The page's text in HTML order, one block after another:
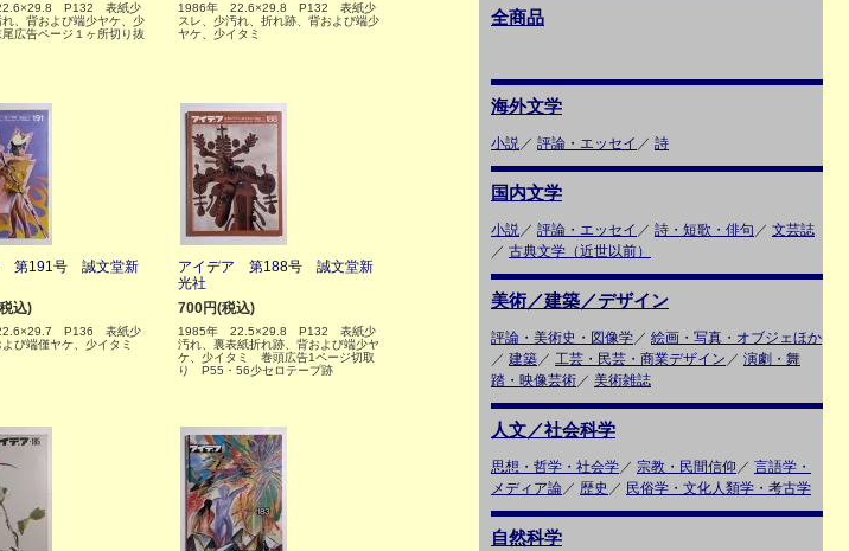
P132 表紙少
れ、背および端少ヤケ、少
広告ページ１ヶ所切り抜
1986年 22.6×29.8 P132 表紙少
スレ、少汚れ、折れ跡、背および端少
ヤケ、少イタミ
第191号 誠文堂新
込)
P136 表紙少
び端僅ヤケ、少イタミ
アイデア 第188号 誠文堂新
光社
700円(税込)
1985年 22.5×29.8 P132 表紙少
汚れ、裏表紙折れ跡、背および端少ヤ
ケ、少イタミ 巻頭広告1ページ切取
り P55・56少セロテープ跡
全商品
海外文学
小説／ 評論・エッセイ ／ 詩
国内文学
小説／ 評論・エッセイ ／ 詩・短歌・俳句 ／ 文芸誌
／ 古典文学（近世以前）
美術／建築／デザイン
評論・美術史・図像学／ 絵画・写真・オブジェほか
／ 建築／ 工芸・民芸・商業デザイン ／ 演劇・舞
踏・映像芸術／ 美術雑誌
人文／社会科学
思想・哲学・社会学／ 宗教・民間信仰 ／ 言語学・
メディア論／ 歴史 ／ 民俗学・文化人類学・考古学
自然科学